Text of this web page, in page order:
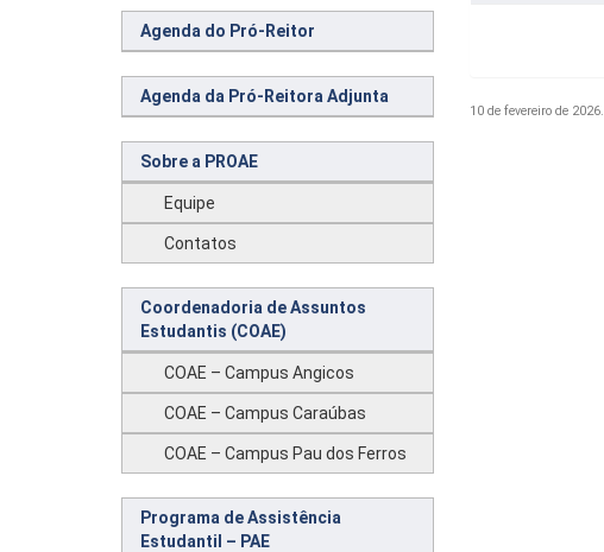
Agenda do Pró-Reitor
Agenda da Pró-Reitora Adjunta
Sobre a PROAE
Equipe
Contatos
Coordenadoria de Assuntos
Estudantis (COAE)
COAE – Campus Angicos
COAE – Campus Caraúbas
COAE – Campus Pau dos Ferros
Programa de Assistência
Estudantil – PAE
10 de fevereiro de 2026.